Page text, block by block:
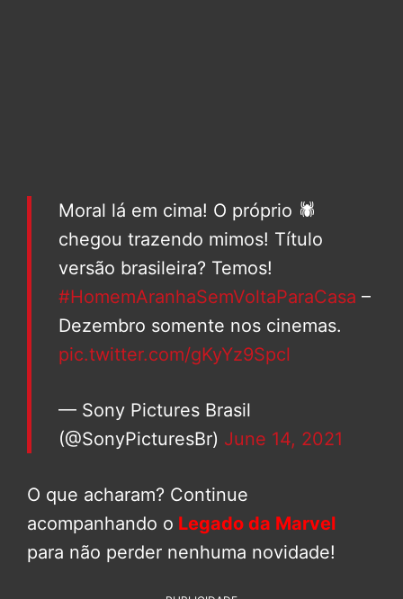
Moral lá em cima! O próprio 🕷️
chegou trazendo mimos! Título
versão brasileira? Temos!
#HomemAranhaSemVoltaParaCasa –
Dezembro somente nos cinemas.
pic.twitter.com/gKyYz9Spcl
— Sony Pictures Brasil
(@SonyPicturesBr) June 14, 2021
O que acharam? Continue
acompanhando o Legado da Marvel
para não perder nenhuma novidade!